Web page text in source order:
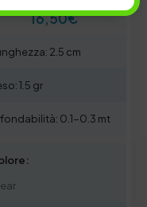
16,50€
2.5 cm
1.5 gr
0.1-0.3 mt